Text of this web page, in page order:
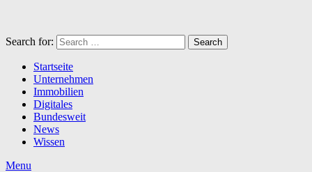
Search for: Search
Startseite
Unternehmen
Immobilien
Digitales
Bundesweit
News
Wissen
Menu